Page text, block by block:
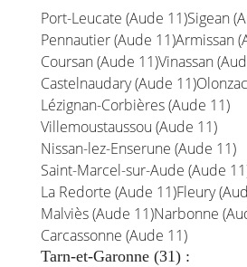
Port-Leucate (Aude 11)Sigean
Pennautier (Aude 11)Armissan
Coursan (Aude 11)Vinassan
Castelnaudary (Aude 11)
Lézignan-Corbières (Aude 11)
Villemoustaussou (Aude 11)
Nissan-lez-Enserune (Aude 11)
Saint-Marcel-sur-Aude (Aude
La Redorte (Aude 11)Fleury
Malviès (Aude 11)Narbonne
Carcassonne (Aude 11)
Tarn-et-Garonne (31) :